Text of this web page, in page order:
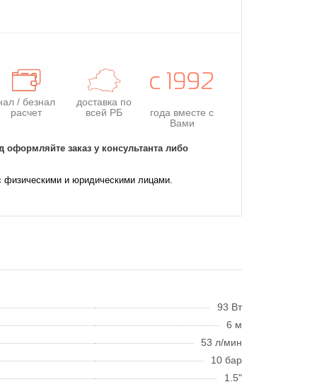
/ безнал
расчет
доставка по
всей РБ
года вместе с
Вами
оформляйте заказ у консультанта либо
и юридическими лицами.
93 Вт
6 м
53 л/мин
10 бар
1.5"